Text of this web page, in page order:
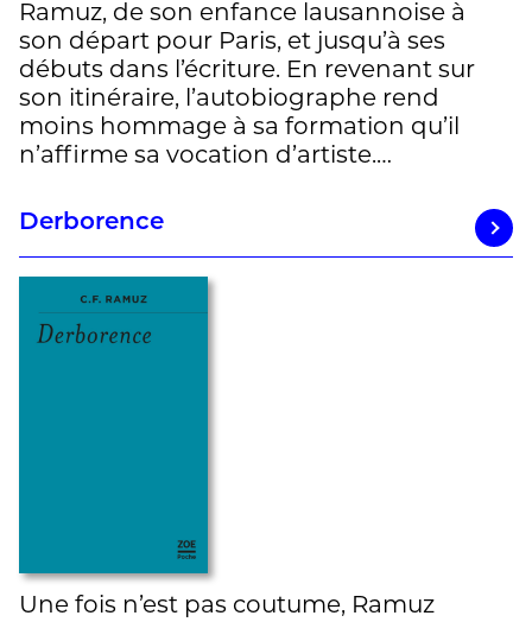
Ramuz, de son enfance lausannoise à
son départ pour Paris, et jusqu’à ses
débuts dans l’écriture. En revenant sur
son itinéraire, l’autobiographe rend
moins hommage à sa formation qu’il
n’affirme sa vocation d’artiste.…
Derborence
Une fois n’est pas coutume, Ramuz